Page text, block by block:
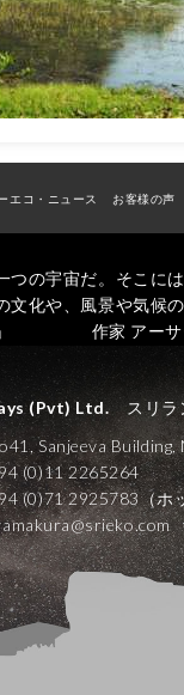
エコ・ニュース お客様の声
つの宇宙だ。そこに
文化や、風景や気候
」 作家 アーサー
(Pvt) Ltd.スリラ
Sanjeeva Building,
(0)11 2265264
(0)71 2925783（ホ